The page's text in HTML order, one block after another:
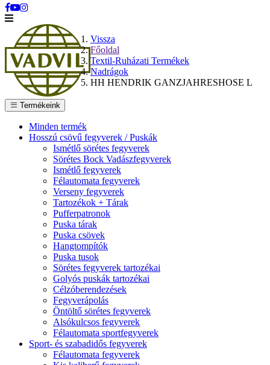
Termékeink
Minden termék
Hosszú csövű fegyverek / Puskák
Ismétlő sörétes fegyverek
Sörétes Bock Vadászfegyverek
Ismétlő fegyverek
Félautomata fegyverek
Verseny fegyverek
Tartozékok + Tárak
Pufferpatronok
Puska tárak
Puska csövek
Hangtompítók
Puska tusok
Sörétes fegyverek tartozékai
Golyós puskák tartozékai
Célzóberendezések
Fegyverápolás
Öntöltő sörétes fegyverek
Alsókulcsos fegyverek
Félautomata sportfegyverek
Sport- és szabadidős fegyverek
Félautomata fegyverek
Vissza
Főoldal
Textil-Ruházati Termékek
Nadrágok
HH HENDRIK GANZJAHRESHOSE L